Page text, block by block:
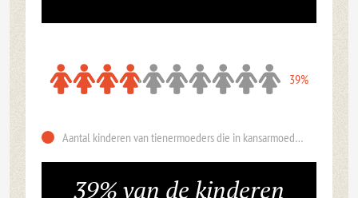
39%
Aantal kinderen van tienermoeders die in kansarmoede geboren worden
39% van de kinderen